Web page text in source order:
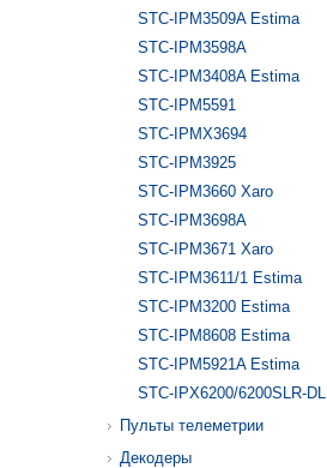
STC-IPM3509A Estima
STC-IPM3598A
STC-IPM3408A Estima
STC-IPM5591
STC-IPMX3694
STC-IPM3925
STC-IPM3660 Xaro
STC-IPM3698A
STC-IPM3671 Xaro
STC-IPM3611/1 Estima
STC-IPM3200 Estima
STC-IPM8608 Estima
STC-IPM5921A Estima
STC-IPX6200/6200SLR-DL
Пульты телеметрии
Декодеры